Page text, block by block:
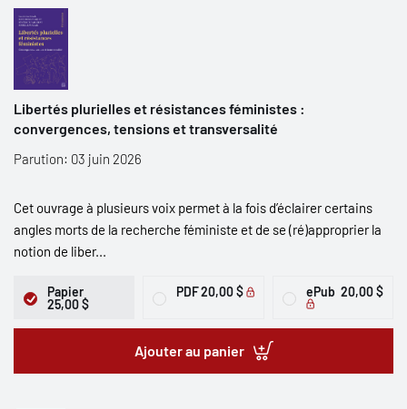
Libertés plurielles et résistances féministes :
convergences, tensions et transversalité
Parution: 03 juin 2026
Cet ouvrage à plusieurs voix permet à la fois d’éclairer certains
angles morts de la recherche féministe et de se (ré)approprier la
notion de liber...
Papier
25,00 $
PDF20,00 $ ePub 20,00 $
Ajouter au panier